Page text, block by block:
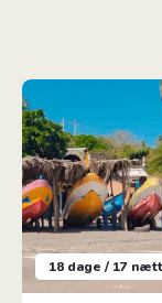
18 dage / 17
Honduras, El